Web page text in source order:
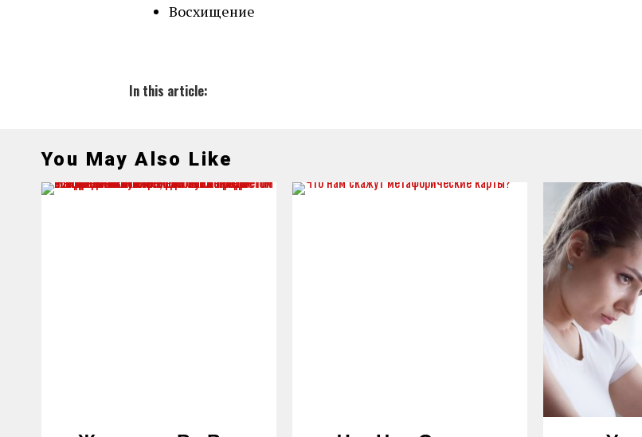
Восхищение
In this article:
You May Also Like